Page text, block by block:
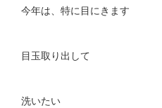
今年は、特に目にきます
目玉取り出して
洗いたい